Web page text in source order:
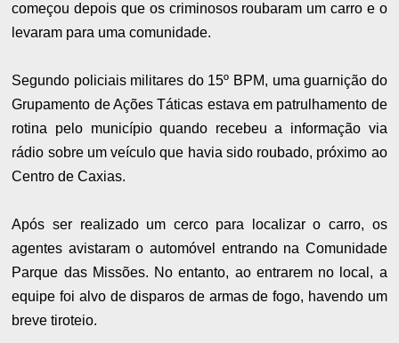
começou depois que os criminosos roubaram um carro e o
levaram para uma comunidade.
Segundo policiais militares do 15º BPM, uma guarnição do
Grupamento de Ações Táticas estava em patrulhamento de
rotina pelo município quando recebeu a informação via
rádio sobre um veículo que havia sido roubado, próximo ao
Centro de Caxias.
Após ser realizado um cerco para localizar o carro, os
agentes avistaram o automóvel entrando na Comunidade
Parque das Missões. No entanto, ao entrarem no local, a
equipe foi alvo de disparos de armas de fogo, havendo um
breve tiroteio.